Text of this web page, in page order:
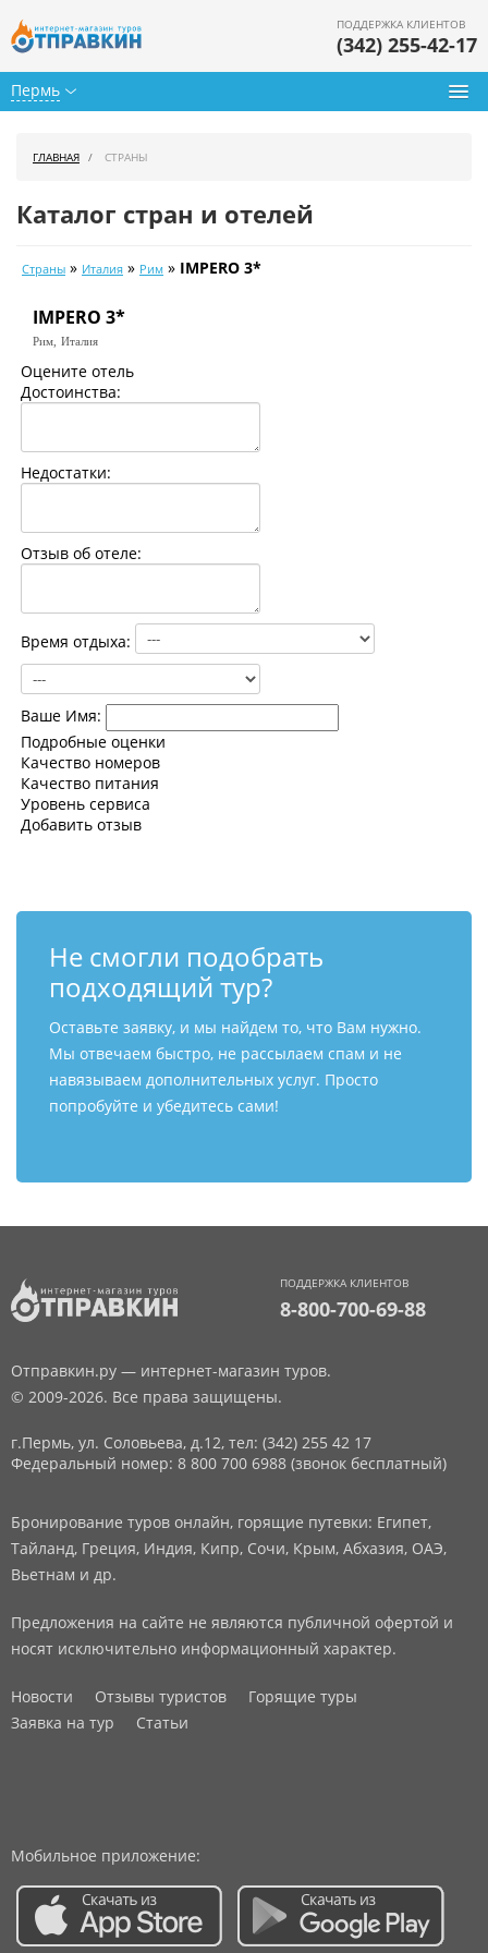
Пермь
ПОДДЕРЖКА КЛИЕНТОВ
(342) 255-42-17
Календарь туров
Цены дня
Страны
ГЛАВНАЯ СТРАНЫ
Каталог стран и отелей
Страны » Италия » Рим » IMPERO 3*
IMPERO 3*
Рим, Италия
Оцените отель
Достоинства:
Недостатки:
Отзыв об отеле:
Время отдыха:
Ваше Имя:
Подробные оценки
Качество номеров
Качество питания
Уровень сервиса
Добавить отзыв
Не смогли подобрать
подходящий тур?
Оставьте заявку, и мы найдем то, что Вам нужно.
Мы отвечаем быстро, не рассылаем спам и не
навязываем дополнительных услуг. Просто
попробуйте и убедитесь сами!
ПОДДЕРЖКА КЛИЕНТОВ
8-800-700-69-88
Отправкин.ру — интернет-магазин туров.
© 2009-2026. Все права защищены.
г.Пермь, ул. Соловьева, д.12, тел: (342) 255 42 17
Федеральный номер: 8 800 700 6988 (звонок бесплатный)
Бронирование туров онлайн, горящие путевки: Египет,
Тайланд, Греция, Индия, Кипр, Сочи, Крым, Абхазия, ОАЭ,
Вьетнам и др.
Предложения на сайте не являются публичной офертой и
носят исключительно информационный характер.
Новости Отзывы туристов
Горящие туры
Заявка на тур
Статьи
Мобильное приложение: